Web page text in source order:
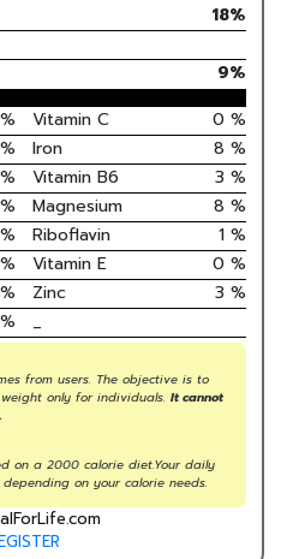
18%
9%
% Vitamin C 0 %
% Iron 8 %
% Vitamin B6 3 %
% Magnesium 8 %
% Riboflavin 1 %
% Vitamin E 0 %
% Zinc 3 %
% _
from users. The objective is to
only for individuals. It cannot
on a 2000 calorie diet.Your daily
on your calorie needs.